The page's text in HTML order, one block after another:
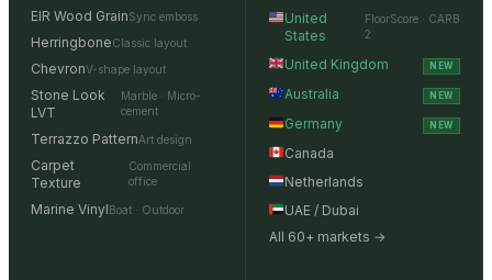
EIR Wood GrainSync emboss
HerringboneClassic layout
ChevronV-shape layout
Stone Look
LVT
Marble · Micro-
cement
Terrazzo PatternArt design
Carpet
Texture
Commercial
office
Marine VinylBoat · Outdoor
United
States
FloorScore · CARB
2
United Kingdom NEW
Australia NEW
Germany NEW
Canada
Netherlands
UAE / Dubai
All 60+ markets →